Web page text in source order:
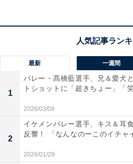
最新 一週間
1
バレー・髙橋藍選手、兄＆愛犬
トショットに「超きちょー」「
2026/03/08
2
イケメンバレー選手、キス＆耳
反響！ 「なんなのーこのイチャ
2026/01/29